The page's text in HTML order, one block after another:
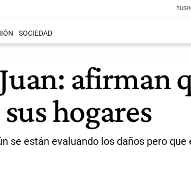
SOCIEDAD
afirman
hogares
se están evaluando los daños pero